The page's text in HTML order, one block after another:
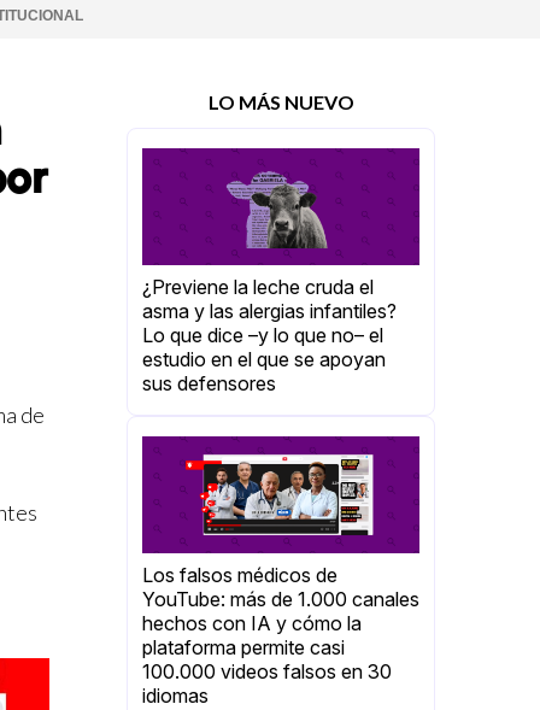
de
LO MÁS NUEVO
¿Previene la leche cruda el
asma y las alergias infantiles?
Lo que dice –y lo que no– el
estudio en el que se apoyan
sus defensores
Los falsos médicos de
YouTube: más de 1.000 canales
hechos con IA y cómo la
plataforma permite casi
100.000 videos falsos en 30
idiomas